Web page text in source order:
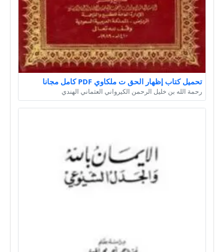
تحميل كتاب إظهار الحق ت ملكاوي PDF كامل مجانا
رحمة الله بن خليل الرحمن الكيرواني العثماني الهندي